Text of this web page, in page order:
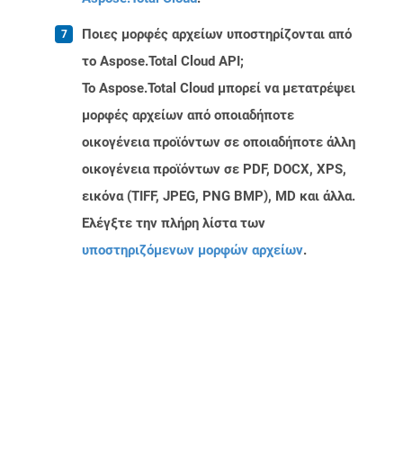
Ποιες μορφές αρχείων υποστηρίζονται από
το Aspose.Total Cloud API;
Το Aspose.Total Cloud μπορεί να μετατρέψει
μορφές αρχείων από οποιαδήποτε
οικογένεια προϊόντων σε οποιαδήποτε άλλη
οικογένεια προϊόντων σε PDF, DOCX, XPS,
εικόνα (TIFF, JPEG, PNG BMP), MD και άλλα.
Ελέγξτε την πλήρη λίστα των
υποστηριζόμενων μορφών αρχείων.